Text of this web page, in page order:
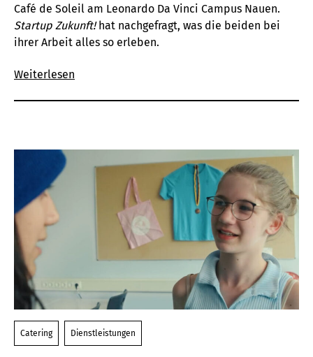
Café de Soleil am Leonardo Da Vinci Campus Nauen.
Startup Zukunft!hat nachgefragt, was die beiden bei
ihrer Arbeit alles so erleben.
Weiterlesen
Catering Dienstleistungen